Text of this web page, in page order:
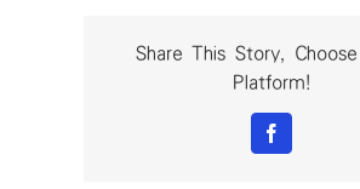
第
會
Share This Story,
Platform!
Facebook